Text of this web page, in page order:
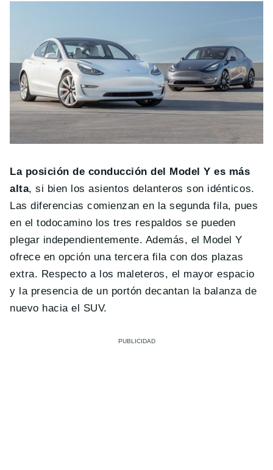
La posición de conducción del Model Y es más
alta, si bien los asientos delanteros son idénticos.
Las diferencias comienzan en la segunda fila, pues
en el todocamino los tres respaldos se pueden
plegar independientemente. Además, el Model Y
ofrece en opción una tercera fila con dos plazas
extra. Respecto a los maleteros, el mayor espacio
y la presencia de un portón decantan la balanza de
nuevo hacia el SUV.